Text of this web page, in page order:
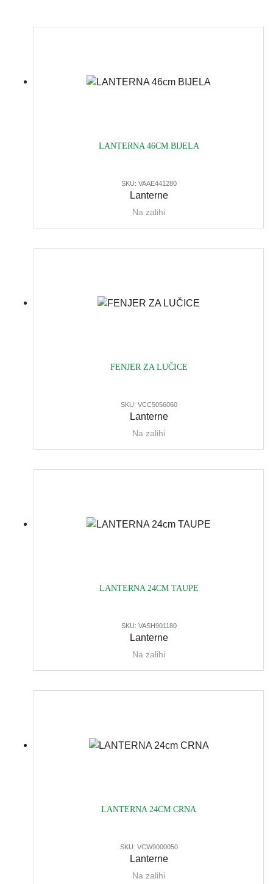
LANTERNA 46CM BIJELA
SKU: VAAE441280
Lanterne
Na zalihi
FENJER ZA LUČICE
SKU: VCC5056060
Lanterne
Na zalihi
LANTERNA 24CM TAUPE
SKU: VASH901180
Lanterne
Na zalihi
LANTERNA 24CM CRNA
SKU: VCW9000050
Lanterne
Na zalihi